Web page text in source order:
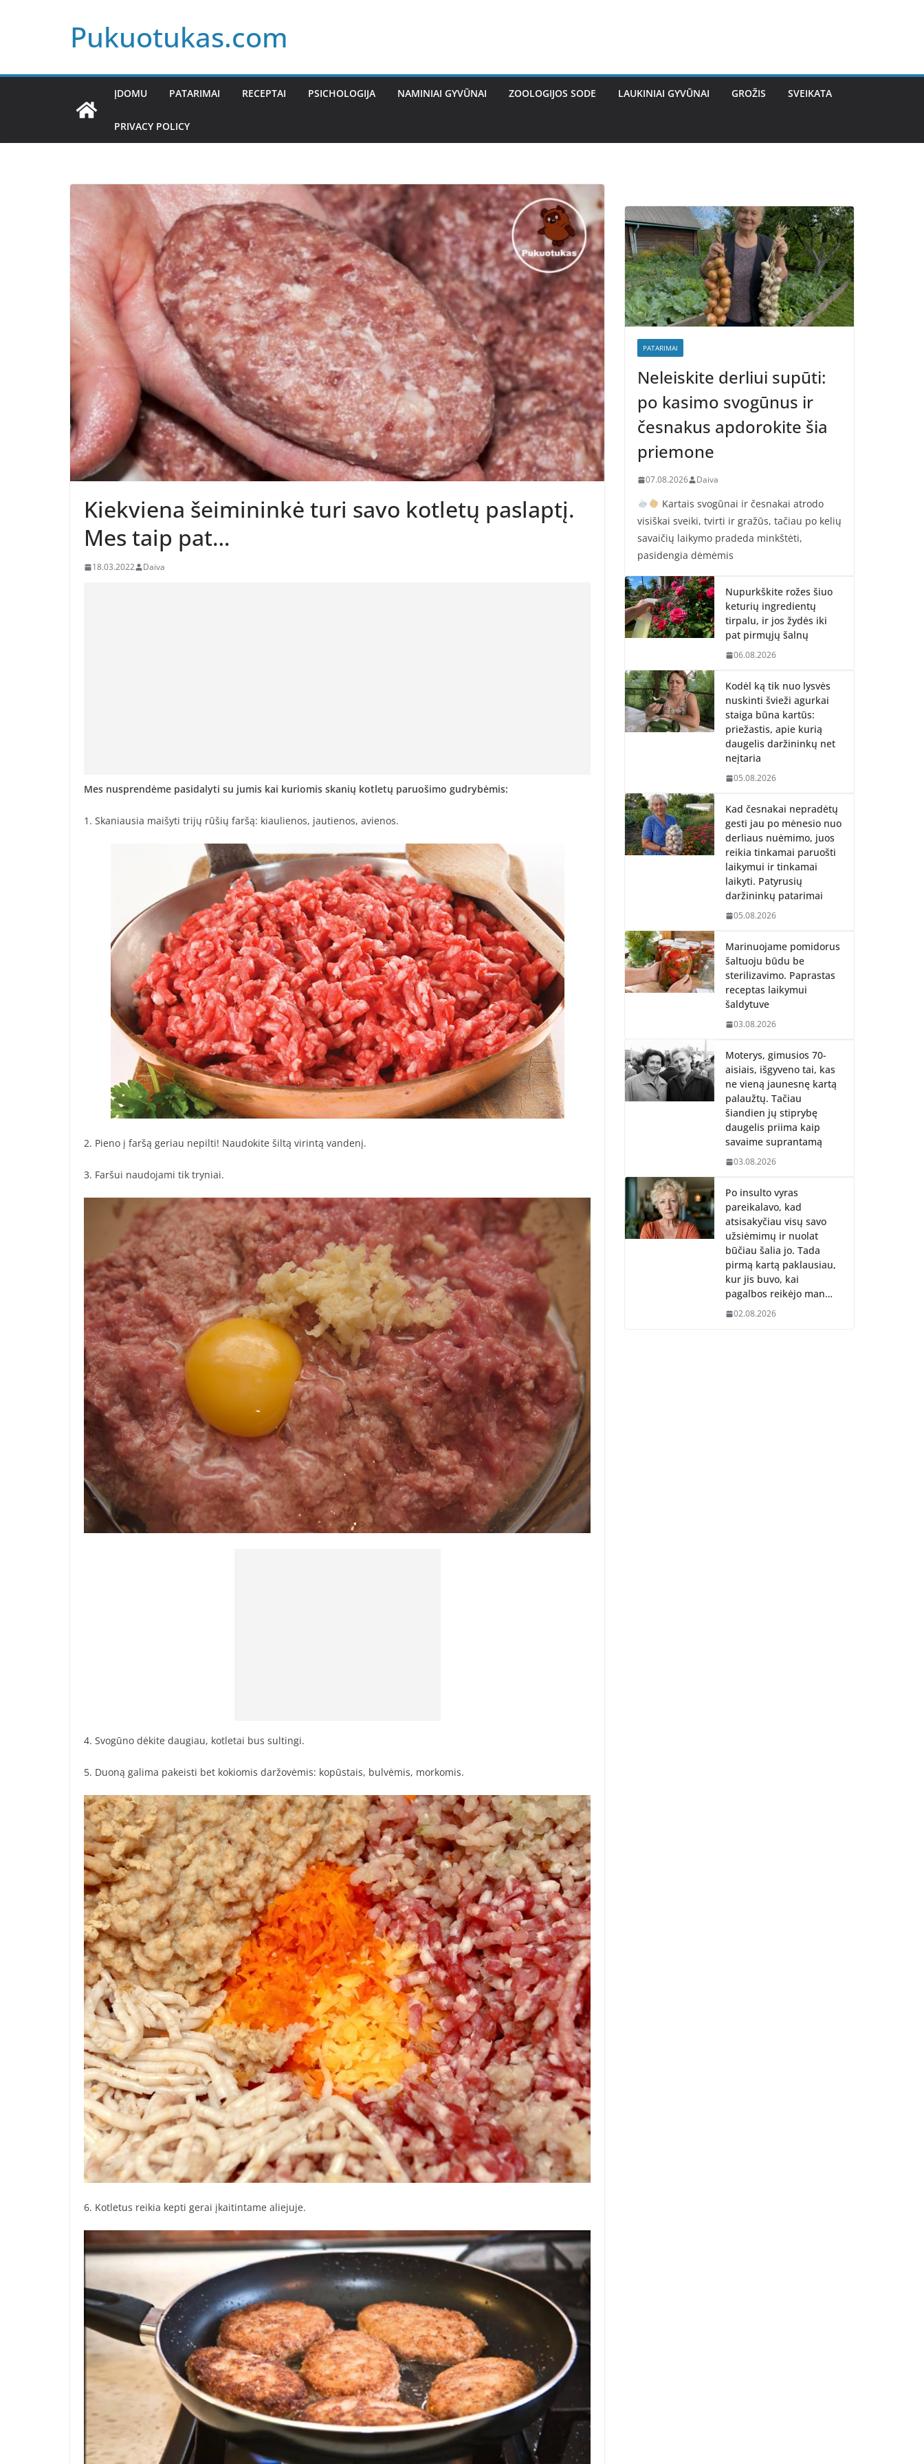
Pukuotukas.com
ĮDOMU PATARIMAI RECEPTAI PSICHOLOGIJA NAMINIAI GYVŪNAI ZOOLOGIJOS SODE LAUKINIAI GYVŪNAI GROŽIS SVEIKATA
PRIVACY POLICY
Kiekviena šeimininkė turi savo kotletų paslaptį.
Mes taip pat…
18.03.2022 Daiva
Mes nusprendėme pasidalyti su jumis kai kuriomis skanių kotletų paruošimo gudrybėmis:
1. Skaniausia maišyti trijų rūšių faršą: kiaulienos, jautienos, avienos.
2. Pieno į faršą geriau nepilti! Naudokite šiltą virintą vandenį.
3. Faršui naudojami tik tryniai.
4. Svogūno dėkite daugiau, kotletai bus sultingi.
5. Duoną galima pakeisti bet kokiomis daržovėmis: kopūstais, bulvėmis, morkomis.
6. Kotletus reikia kepti gerai įkaitintame aliejuje.
PATARIMAI
Neleiskite derliui supūti:
po kasimo svogūnus ir
česnakus apdorokite šia
priemone
07.08.2026 Daiva
Kartais svogūnai ir česnakai atrodo
visiškai sveiki, tvirti ir gražūs, tačiau po kelių
savaičių laikymo pradeda minkštėti,
pasidengia dėmėmis
Nupurkškite rožes šiuo
keturių ingredientų
tirpalu, ir jos žydės iki
pat pirmųjų šalnų
06.08.2026
Kodėl ką tik nuo lysvės
nuskinti švieži agurkai
staiga būna kartūs:
priežastis, apie kurią
daugelis daržininkų net
neįtaria
05.08.2026
Kad česnakai nepradėtų
gesti jau po mėnesio nuo
derliaus nuėmimo, juos
reikia tinkamai paruošti
laikymui ir tinkamai
laikyti. Patyrusių
daržininkų patarimai
05.08.2026
Marinuojame pomidorus
šaltuoju būdu be
sterilizavimo. Paprastas
receptas laikymui
šaldytuve
03.08.2026
Moterys, gimusios 70-
aisiais, išgyveno tai, kas
ne vieną jaunesnę kartą
palaužtų. Tačiau
šiandien jų stiprybę
daugelis priima kaip
savaime suprantamą
03.08.2026
Po insulto vyras
pareikalavo, kad
atsisakyčiau visų savo
užsiėmimų ir nuolat
būčiau šalia jo. Tada
pirmą kartą paklausiau,
kur jis buvo, kai
pagalbos reikėjo man…
02.08.2026